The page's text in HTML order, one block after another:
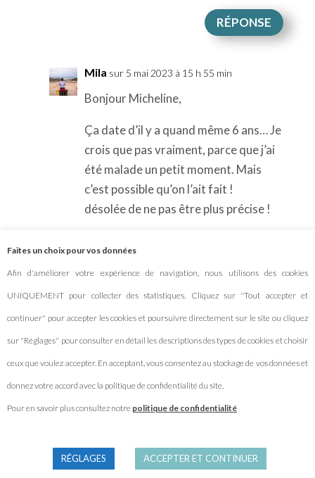
RÉPONSE
Mila sur 5 mai 2023 à 15 h 55 min
Bonjour Micheline,
Ça date d’il y a quand même 6 ans… Je
crois que pas vraiment, parce que j’ai
été malade un petit moment. Mais
c’est possible qu’on l’ait fait !
désolée de ne pas être plus précise !
RÉPONSE
Nathaliesur 5 septembre 2022 à 10 h 15 min
Bonjour,
Est-ce facile de trouver des campings
improvisés pendant ce voyage itinérant
ou faut-il les réserver à l’avance? Merci!
Faites un choix pour vos données
Afin d'améliorer votre expérience de navigation, nous utilisons des cookies
UNIQUEMENT pour collecter des statistiques. Cliquez sur "Tout accepter et
continuer" pour accepter les cookies et poursuivre directement sur le site ou cliquez
sur "Réglages" pour consulter en détail les descriptions des types de cookies et choisir
ceux que voulez accepter. En acceptant, vous consentez au stockage de vos données et
donnez votre accord avec la politique de confidentialité du site.
Pour en savoir plus consultez notre politique de confidentialité
RÉGLAGES ACCEPTER ET CONTINUER